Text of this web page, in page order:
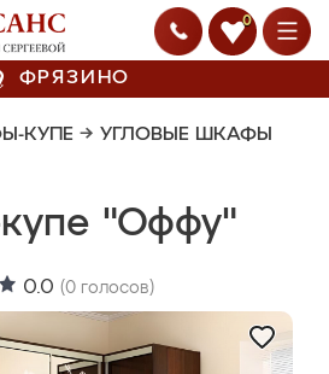
0
ФРЯЗИНО
КУПЕ → УГЛОВЫЕ ШКАФЫ
"Оффу"
0.0 (0 голосов)